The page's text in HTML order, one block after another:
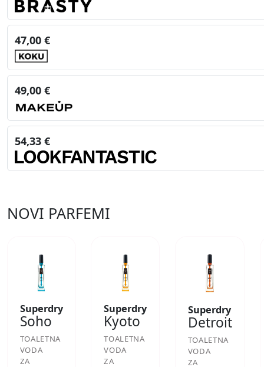
47,00 €
49,00 €
54,33 €
NOVI PARFEMI
Superdry
Soho
TOALETNA
VODA
ZA
Superdry
Kyoto
TOALETNA
VODA
ZA
Superdry
Detroit
TOALETNA
VODA
ZA